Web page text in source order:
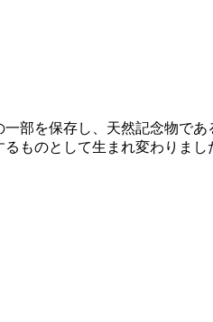
部を保存し、天然記念物で
ものとして生まれ変わりまし